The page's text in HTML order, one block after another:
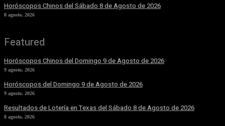
Horóscopos Chinos del Sábado 8 de Agosto de 2026
8 agosto, 2026
Featured
Horóscopos Chinos del Domingo 9 de Agosto de 2026
9 agosto, 2026
Horóscopos del Domingo 9 de Agosto de 2026
9 agosto, 2026
Resultados de Lotería en Texas del Sábado 8 de Agosto de 2026
8 agosto, 2026